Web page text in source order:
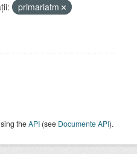
primariatm
theAPI (see Documente API).